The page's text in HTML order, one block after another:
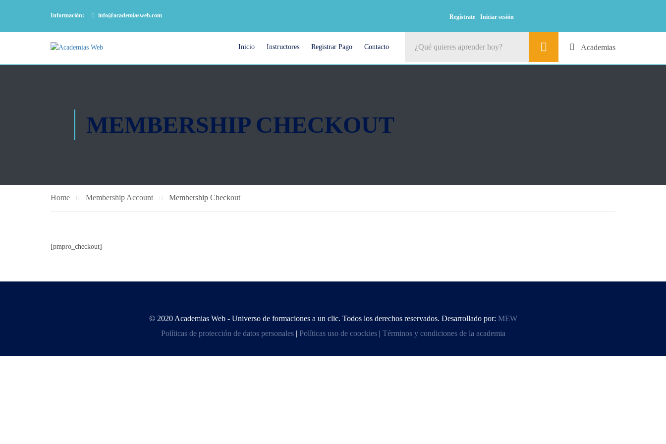
Información: info@academiasweb.com Regístrate Iniciar sesión
Inicio Instructores Registrar Pago Contacto Academias
MEMBERSHIP CHECKOUT
Home Membership Account Membership Checkout
[pmpro_checkout]
© 2020 Academias Web - Universo de formaciones a un clic. Todos los derechos reservados. Desarrollado por: MEW
Políticas de protección de datos personales| Políticas uso de coockies| Términos y condiciones de la academia